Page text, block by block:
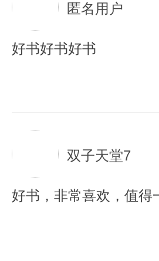
匿名用户
好书好书好书
双子天堂7
好书，非常喜欢，值得